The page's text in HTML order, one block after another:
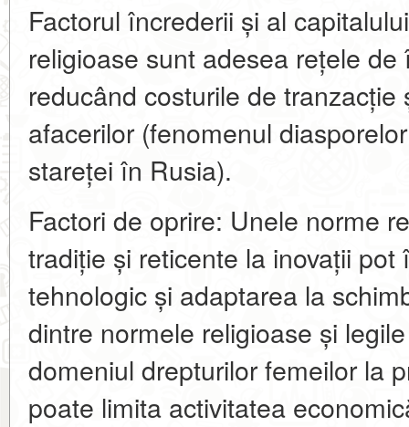
Factorul încrederii și al
religioase sunt adesea rețele
reducând costurile de
afacerilor (fenomenul
stareței în Rusia).
Factori de oprire: Unele norme
tradiție și reticente la inovații pot
tehnologic și adaptarea la
dintre normele religioase și
domeniul drepturilor femeilor la
poate limita activitatea